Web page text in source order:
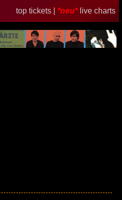
top tickets | *neu* live charts